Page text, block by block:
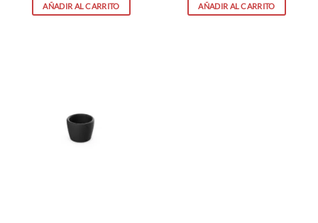
AÑADIR AL CARRITO AÑADIR AL CARRITO